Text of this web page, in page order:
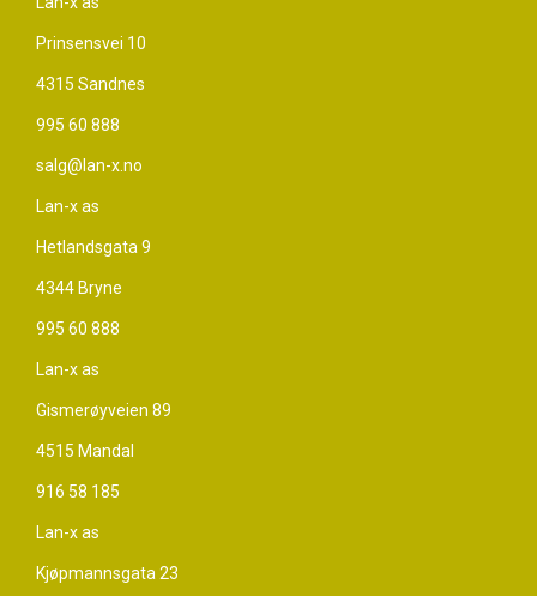
Prinsensvei 10
4315 Sandnes
995 60 888
salg@lan-x.no
Lan-x as
Hetlandsgata 9
4344 Bryne
995 60 888
Lan-x as
Gismerøyveien 89
4515 Mandal
916 58 185
Lan-x as
Kjøpmannsgata 23